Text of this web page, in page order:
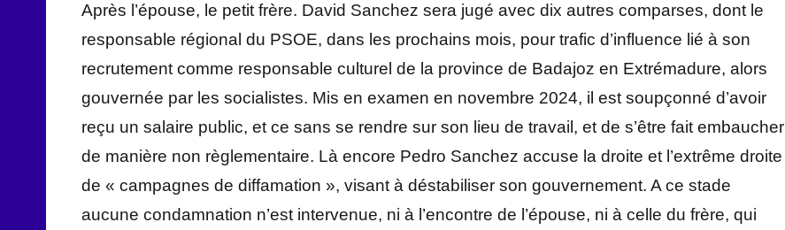
Après l’épouse, le petit frère. David Sanchez sera jugé avec dix autres comparses, dont le
responsable régional du PSOE, dans les prochains mois, pour trafic d’influence lié à son
recrutement comme responsable culturel de la province de Badajoz en Extrémadure, alors
gouvernée par les socialistes. Mis en examen en novembre 2024, il est soupçonné d’avoir
reçu un salaire public, et ce sans se rendre sur son lieu de travail, et de s’être fait embaucher
de manière non règlementaire. Là encore Pedro Sanchez accuse la droite et l’extrême droite
de « campagnes de diffamation », visant à déstabiliser son gouvernement. A ce stade
aucune condamnation n’est intervenue, ni à l’encontre de l’épouse, ni à celle du frère, qui